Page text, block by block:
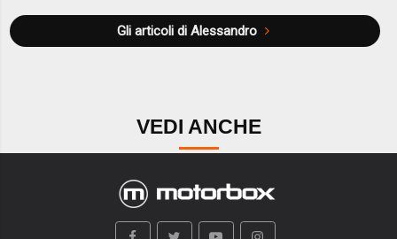
Gli articoli di Alessandro
VEDI ANCHE